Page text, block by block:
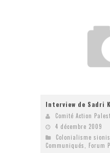
Interview de Sadri
Comité Action
4 décembre 2009
Colonialisme
Communiqués, Forum